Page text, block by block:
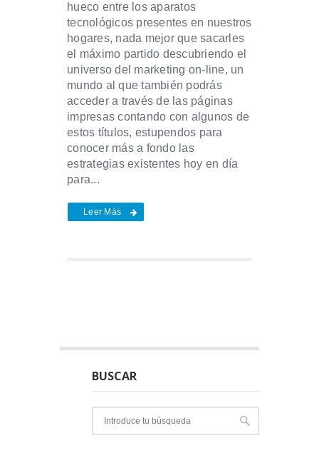
hueco entre los aparatos
tecnológicos presentes en nuestros
hogares, nada mejor que sacarles
el máximo partido descubriendo el
universo del marketing on-line, un
mundo al que también podrás
acceder a través de las páginas
impresas contando con algunos de
estos títulos, estupendos para
conocer más a fondo las
estrategias existentes hoy en día
para...
Leer Más
BUSCAR